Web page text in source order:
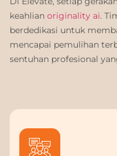
keahlian originality ai.
berdedikasi untuk
mencapai pemulihan
sentuhan profesional